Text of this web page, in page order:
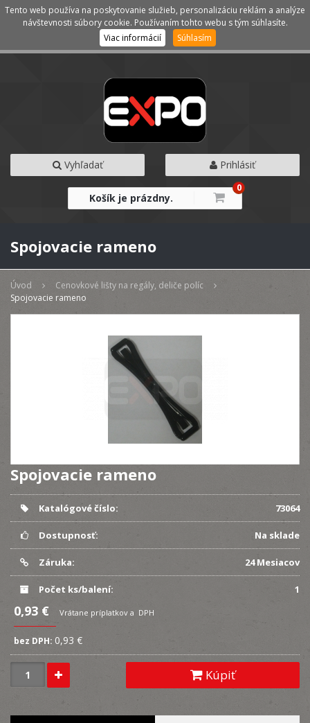
Kategórie Menu
Vyhľadať Prihlásiť
Košík je prázdny.
0
Spojovacie rameno
Úvod
Cenovkové lišty na regály, deliče políc
Spojovacie rameno
Spojovacie rameno
Katalógové číslo: 73064
Dostupnosť: Na sklade
Záruka: 24 Mesiacov
Počet ks/balení: 1
0,93 € Vrátane príplatkov a DPH
bez DPH: 0,93 €
Kúpiť
Tento web používa na poskytovanie služieb, personalizáciu reklám a analýze
návštevnosti súbory cookie. Používaním tohto webu s tým súhlasíte.
Viac informácií
Súhlasím